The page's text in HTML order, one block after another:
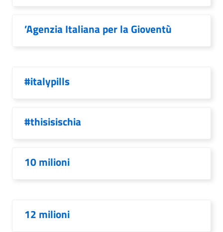
’Agenzia Italiana per la Gioventù
#italypills
#thisisischia
10 milioni
12 milioni